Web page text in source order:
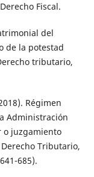
Fiscal.
del
de la potestad
tributario,
Régimen
Administración
o juzgamiento
Tributario,
685).